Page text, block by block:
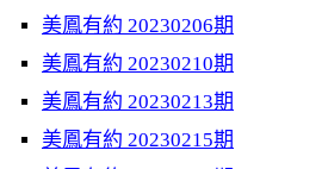
美鳳有約 20230206期
美鳳有約 20230210期
美鳳有約 20230213期
美鳳有約 20230215期